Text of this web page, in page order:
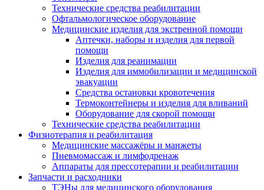
Технические средства реабилитации
Офтальмологическое оборудование
Медицинские изделия для экстренной помощи
Аптечки, наборы и изделия для первой
помощи
Изделия для реанимации
Изделия для иммобилизации и медицинской
эвакуации
Средства остановки кровотечения
Термоконтейнеры и изделия для вливаний
Оборудование для скорой помощи
Технические средства реабилитации
Физиотерапия и реабилитация
Медицинские массажёры и манжеты
Пневмомассаж и лимфодренаж
Аппараты для прессотерапии и реабилитации
Запчасти и расходники
ТЭНы для медицинского оборудования